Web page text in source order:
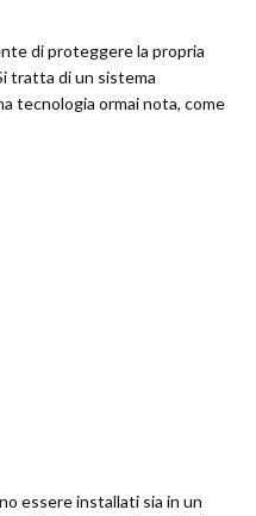
di proteggere la propria
tratta di un sistema
tecnologia ormai nota, come
essere installati sia in un